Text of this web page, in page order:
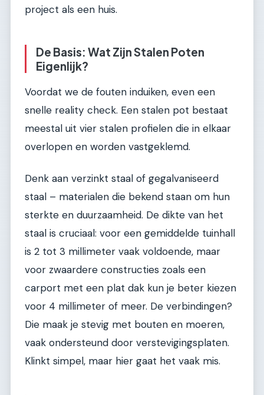
project als een huis.
De Basis: Wat Zijn Stalen Poten
Eigenlijk?
Voordat we de fouten induiken, even een
snelle reality check. Een stalen pot bestaat
meestal uit vier stalen profielen die in elkaar
overlopen en worden vastgeklemd.
Denk aan verzinkt staal of gegalvaniseerd
staal – materialen die bekend staan om hun
sterkte en duurzaamheid. De dikte van het
staal is cruciaal: voor een gemiddelde tuinhall
is 2 tot 3 millimeter vaak voldoende, maar
voor zwaardere constructies zoals een
carport met een plat dak kun je beter kiezen
voor 4 millimeter of meer. De verbindingen?
Die maak je stevig met bouten en moeren,
vaak ondersteund door verstevigingsplaten.
Klinkt simpel, maar hier gaat het vaak mis.